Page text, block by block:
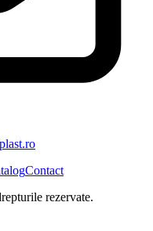
Contact
rezervate.